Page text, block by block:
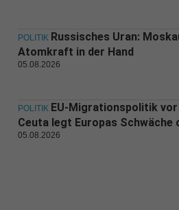
POLITIK Russisches Uran:
Atomkraft in der Hand
05.08.2026
POLITIK EU-Migrationspolitik
Ceuta legt Europas Schwäche
05.08.2026